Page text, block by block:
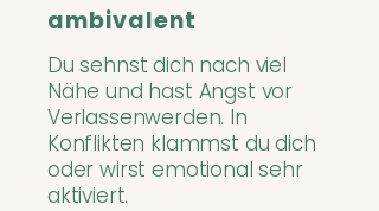
ambivalent
Du sehnst dich nach viel
Nähe und hast Angst vor
Verlassenwerden. In
Konflikten klammst du dich
oder wirst emotional sehr
aktiviert.